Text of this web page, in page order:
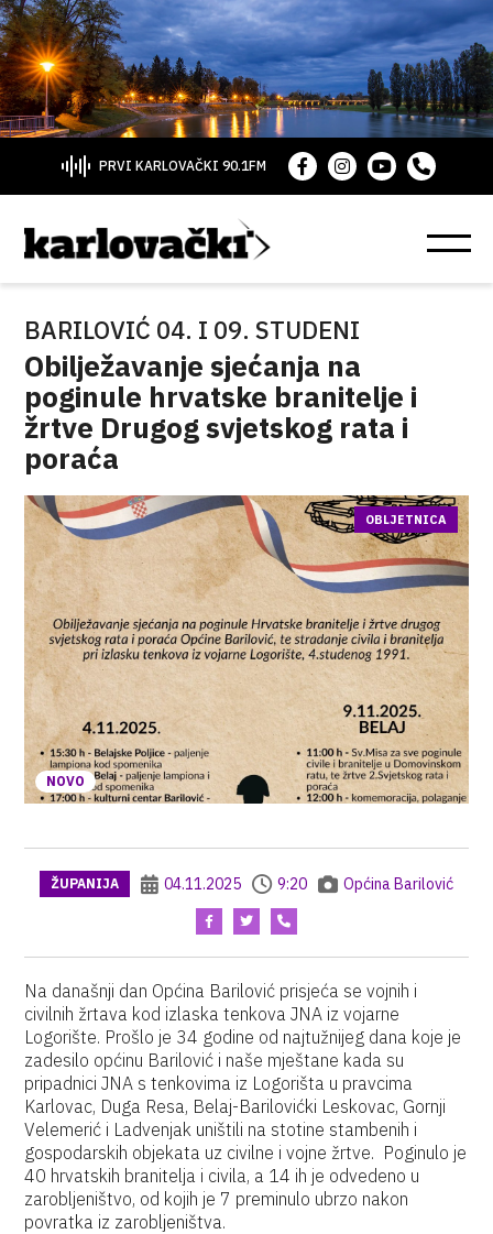
PRVI KARLOVAČKI 90.1FM
BARILOVIĆ 04. I 09. STUDENI
Obilježavanje sjećanja na
poginule hrvatske branitelje i
žrtve Drugog svjetskog rata i
poraća
NOVO
OBLJETNICA
ŽUPANIJA 04.11.2025 9:20 Općina Barilović
Na današnji dan Općina Barilović prisjeća se vojnih i
civilnih žrtava kod izlaska tenkova JNA iz vojarne
Logorište. Prošlo je 34 godine od najtužnijeg dana koje je
zadesilo općinu Barilović i naše mještane kada su
pripadnici JNA s tenkovima iz Logorišta u pravcima
Karlovac, Duga Resa, Belaj-Barilovićki Leskovac, Gornji
Velemerić i Ladvenjak uništili na stotine stambenih i
gospodarskih objekata uz civilne i vojne žrtve. Poginulo je
40 hrvatskih branitelja i civila, a 14 ih je odvedeno u
zarobljeništvo, od kojih je 7 preminulo ubrzo nakon
povratka iz zarobljeništva.